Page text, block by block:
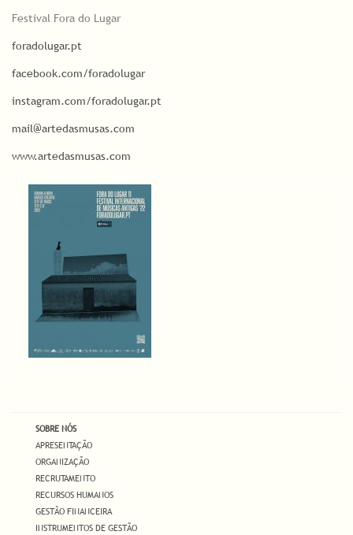
Festival Fora do Lugar
foradolugar.pt
facebook.com/foradolugar
instagram.com/foradolugar.pt
mail@artedasmusas.com
www.artedasmusas.com
SOBRE NÓS
APRESENTAÇÃO
ORGANIZAÇÃO
RECRUTAMENTO
RECURSOS HUMANOS
GESTÃO FINANCEIRA
INSTRUMENTOS DE GESTÃO